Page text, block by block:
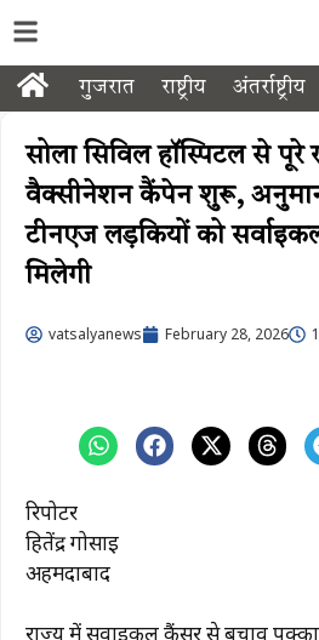
गुजरात राष्ट्रीय अंतर्राष्ट्रीय
सोला सिविल हॉस्पिटल से पूरे
वैक्सीनेशन कैंपेन शुरू,
टीनएज लड़कियों को
मिलेगी
vatsalyanews February 28, 2026
रिपोर्टर
हितेंद्र गोसाई
अहमदाबाद
राज्य में सर्वाइकल कैंसर से बचाव